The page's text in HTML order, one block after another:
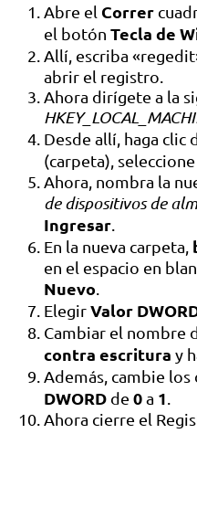
Abre el Correr
el botón Tecla de
Allí, escriba
abrir el registro.
Ahora dirígete a la
Desde allí, haga clic
(carpeta), seleccione
Ahora, nombra la
de dispositivos de
Ingresar
En la nueva carpeta,
en el espacio en
Nuevo
ElegirValor
Cambiar el nombre
contra escritura y
Además, cambie
DWORD de 0a 1
Ahora cierre el